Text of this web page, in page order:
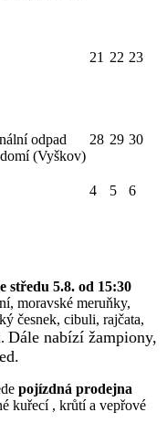
21 22 23
odpad
(Vyškov)
28 29 30
4 5
6
středu 5.8. od 15:30
moravské meruňky,
česnek, cibuli, rajčata,
Dále nabízí žampiony,
pojízdná prodejna
kuřecí , krůtí a vepřové